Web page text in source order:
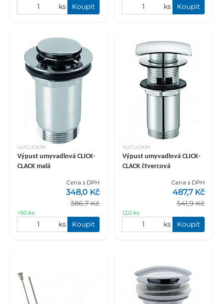
ks Koupit ks Koupit
VUCLICK/M
Výpust umyvadlová CLICK-
CLACK malá
Cena s DPH
386,7 Kč
348,0 Kč
>50 ks
ks Koupit
VUCLICK/H
Výpust umyvadlová CLICK-
CLACK čtvercová
Cena s DPH
541,9 Kč
487,7 Kč
12,0 ks
ks Koupit